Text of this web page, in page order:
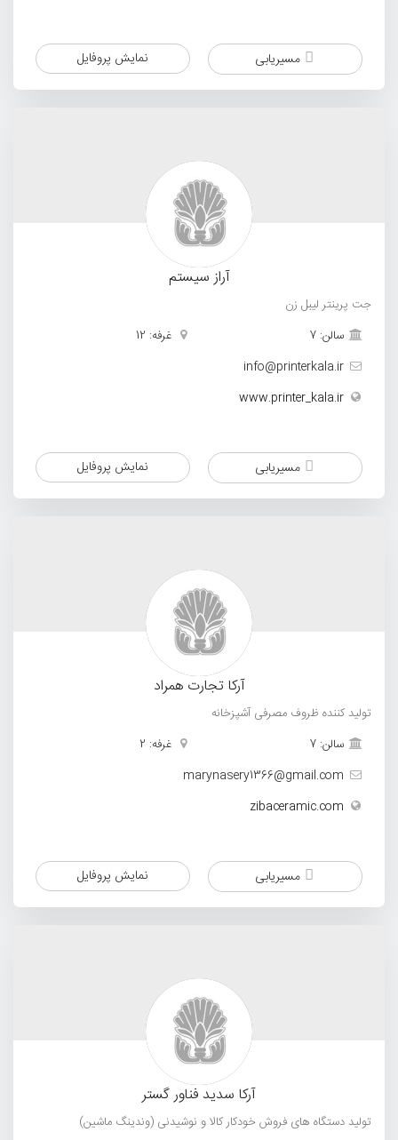
مسیریابی نمایش پروفایل
آراز سیستم
جت پرینتر لیبل زن
سالن: 7
غرفه: 12
info@printerkala.ir
www.printer_kala.ir
مسیریابی نمایش پروفایل
آرکا تجارت همراد
تولید کننده ظروف مصرفی آشپزخانه
سالن: 7
غرفه: 2
marynasery1366@gmail.com
zibaceramic.com
مسیریابی نمایش پروفایل
آرکا سدید فناور گستر
تولید دستگاه های فروش خودکار کالا و نوشیدنی (وندینگ ماشین)